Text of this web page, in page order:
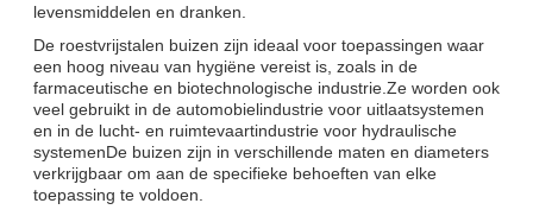
levensmiddelen en dranken.
De roestvrijstalen buizen zijn ideaal voor toepassingen waar
een hoog niveau van hygiëne vereist is, zoals in de
farmaceutische en biotechnologische industrie.Ze worden ook
veel gebruikt in de automobielindustrie voor uitlaatsystemen
en in de lucht- en ruimtevaartindustrie voor hydraulische
systemenDe buizen zijn in verschillende maten en diameters
verkrijgbaar om aan de specifieke behoeften van elke
toepassing te voldoen.